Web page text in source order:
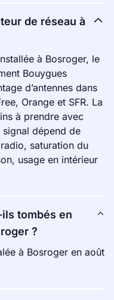
de réseau à
à Bosroger, le
Bouygues
d’antennes dans
Orange et SFR. La
à prendre avec
dépend de
saturation du
usage en intérieur
tombés en
?
à Bosroger en août